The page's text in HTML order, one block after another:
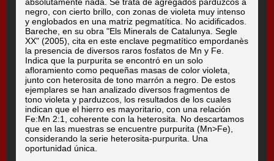
absolutamente nada. Se trata de agregados parduzcos a
negro, con cierto brillo, con zonas de violeta muy intenso
y englobados en una matriz pegmatítica. No acidificados.
Bareche, en su obra "Els Minerals de Catalunya. Segle
XX" (2005), cita en este enclave pegmatítico empordanès
la presencia de diversos raros fosfatos de Mn y Fe.
Indica que la purpurita se encontró en un solo
afloramiento como pequeñas masas de color violeta,
junto con heterosita de tono marrón a negro. De estos
ejemplares se han analizado diversos fragmentos de
tono violeta y parduzcos, los resultados de los cuales
indican que el hierro es mayoritario, con una relación
Fe:Mn 2:1, coherente con la heterosita. No descartamos
que en las muestras se encuentre purpurita (Mn>Fe),
considerando la serie heterosita-purpurita. Una
oportunidad única.